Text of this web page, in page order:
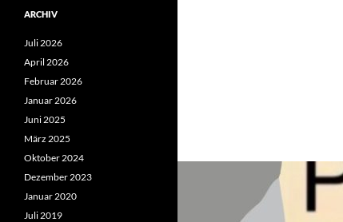
ARCHIV
Juli 2026
April 2026
Februar 2026
Januar 2026
Juni 2025
März 2025
Oktober 2024
Dezember 2023
Januar 2020
Juli 2019